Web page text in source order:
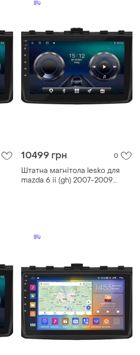
10499 грн 0
Штатна магнітола lesko для
mazda 6 ii (gh) 2007-2009